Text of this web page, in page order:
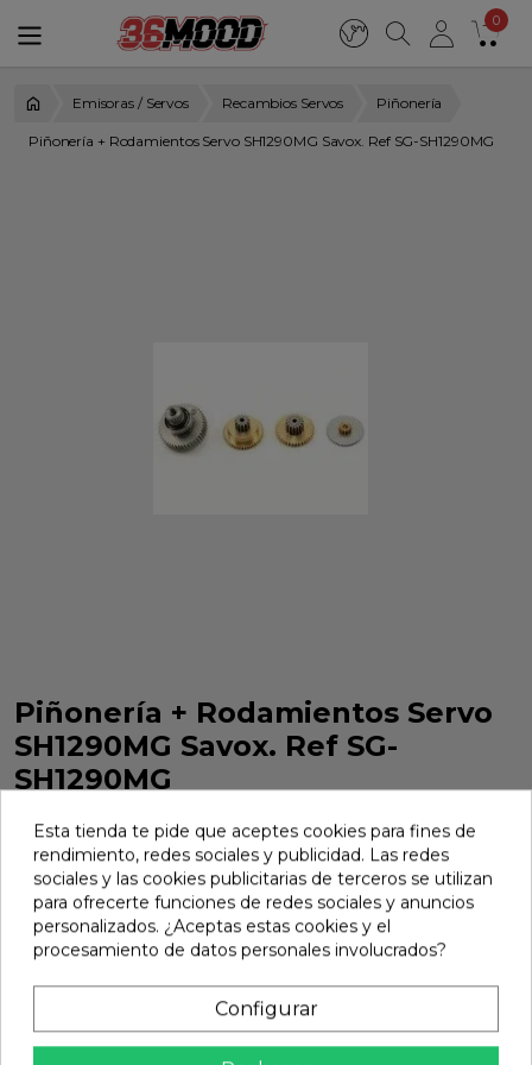
0
Emisoras / Servos Recambios Servos Piñonería
Piñonería + Rodamientos Servo SH1290MG Savox. Ref SG-SH1290MG
Piñonería + Rodamientos Servo
SH1290MG Savox. Ref SG-
SH1290MG
SH1290MG
Marca: Savox Ref: SG-SH1290MG
20,99 €
Añadir
En stock
Esta tienda te pide que aceptes cookies para fines de
rendimiento, redes sociales y publicidad. Las redes
sociales y las cookies publicitarias de terceros se utilizan
para ofrecerte funciones de redes sociales y anuncios
personalizados. ¿Aceptas estas cookies y el
procesamiento de datos personales involucrados?
Configurar